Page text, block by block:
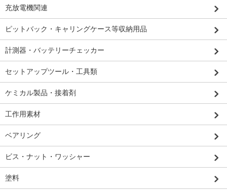
充放電機関連
ピットバック・キャリングケース等収納用品
計測器・バッテリーチェッカー
セットアップツール・工具類
ケミカル製品・接着剤
工作用素材
ベアリング
ビス・ナット・ワッシャー
塗料